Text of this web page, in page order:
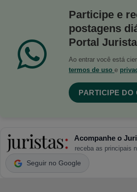
Participe e
postagens
Portal
Ao entrar você está
termos de uso e
PARTICIPE DO
Acompanhe o
receba as principais
Seguir no Google